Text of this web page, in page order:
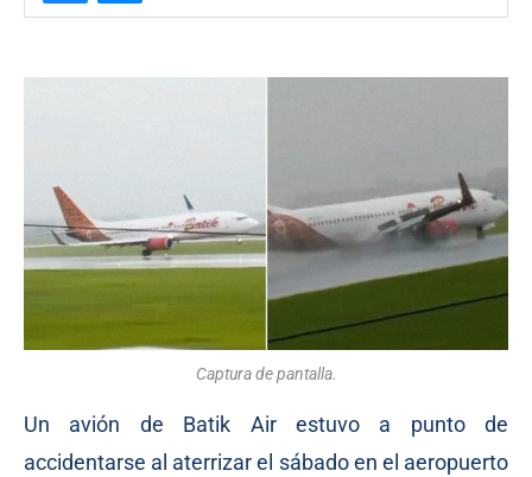
Captura de pantalla.
Un avión de Batik Air estuvo a punto de
accidentarse al aterrizar el sábado en el aeropuerto